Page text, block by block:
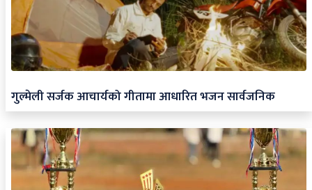
गुल्मेली सर्जक आचार्यको गीतामा आधारित भजन सार्वजनिक